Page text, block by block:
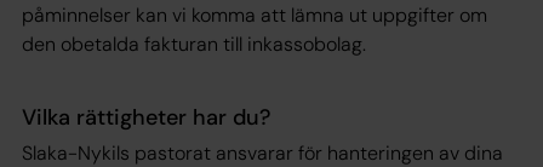
påminnelser kan vi komma att lämna ut uppgifter om
den obetalda fakturan till inkassobolag.
Vilka rättigheter har du?
Slaka-Nykils pastorat ansvarar för hanteringen av dina